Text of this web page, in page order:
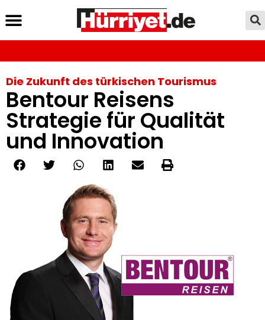
Die Zukunft des türkischen Tourismus
Bentour Reisens
Strategie für Qualität
und Innovation